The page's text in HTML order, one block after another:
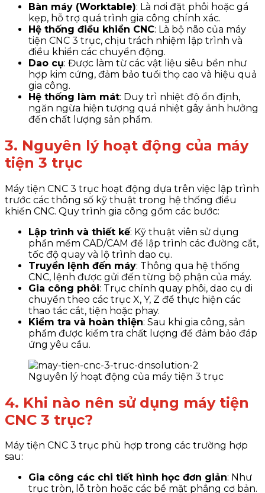
Bàn máy (Worktable): Là nơi đặt phôi hoặc gá
kẹp, hỗ trợ quá trình gia công chính xác.
Hệ thống điều khiển CNC: Là bộ não của máy
tiện CNC 3 trục, chịu trách nhiệm lập trình và
điều khiển các chuyển động.
Dao cụ: Được làm từ các vật liệu siêu bền như
hợp kim cứng, đảm bảo tuổi thọ cao và hiệu quả
gia công.
Hệ thống làm mát: Duy trì nhiệt độ ổn định,
ngăn ngừa hiện tượng quá nhiệt gây ảnh hưởng
đến chất lượng sản phẩm.
3. Nguyên lý hoạt động của máy
tiện 3 trục
Máy tiện CNC 3 trục hoạt động dựa trên việc lập trình
trước các thông số kỹ thuật trong hệ thống điều
khiển CNC. Quy trình gia công gồm các bước:
Lập trình và thiết kế: Kỹ thuật viên sử dụng
phần mềm CAD/CAM để lập trình các đường cắt,
tốc độ quay và lộ trình dao cụ.
Truyền lệnh đến máy: Thông qua hệ thống
CNC, lệnh được gửi đến từng bộ phận của máy.
Gia công phôi: Trục chính quay phôi, dao cụ di
chuyển theo các trục X, Y, Z để thực hiện các
thao tác cắt, tiện hoặc phay.
Kiểm tra và hoàn thiện: Sau khi gia công, sản
phẩm được kiểm tra chất lượng để đảm bảo đáp
ứng yêu cầu.
Nguyên lý hoạt động của máy tiện 3 trục
4. Khi nào nên sử dụng máy tiện
CNC 3 trục?
Máy tiện CNC 3 trục phù hợp trong các trường hợp
sau:
Gia công các chi tiết hình học đơn giản: Như
trục tròn, lỗ tròn hoặc các bề mặt phẳng cơ bản.